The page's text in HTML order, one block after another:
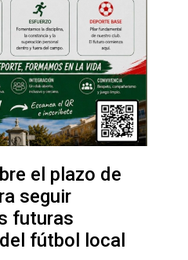
el plazo de
seguir
futuras
fútbol local